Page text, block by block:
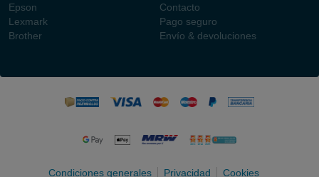
Epson
Lexmark
Brother
Contacto
Pago seguro
Envío & devoluciones
Condiciones generales Privacidad Cookies